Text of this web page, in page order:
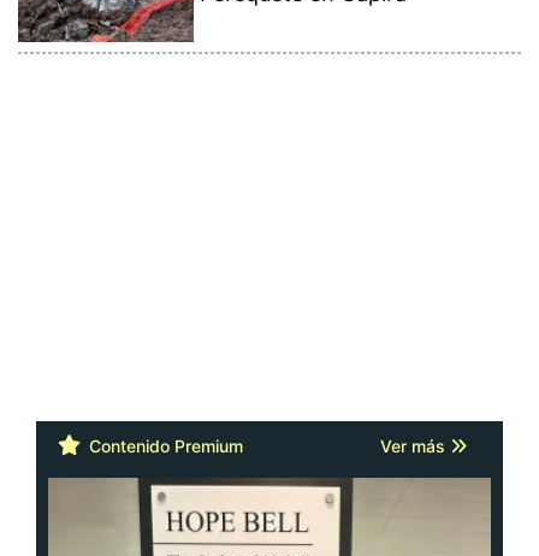
Contenido Premium Ver más